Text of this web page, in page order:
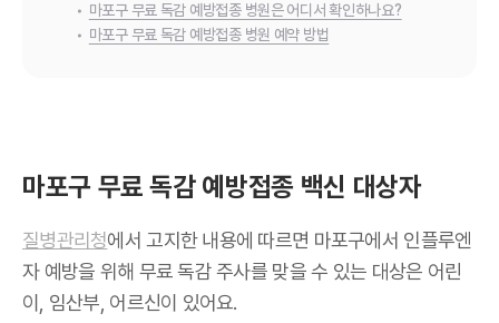
• 마포구 무료 독감 예방접종 병원은 어디서 확인하나요?
• 마포구 무료 독감 예방접종 병원 예약 방법
마포구 무료 독감 예방접종 백신 대상자
질병관리청에서 고지한 내용에 따르면 마포구에서 인플루엔
자 예방을 위해 무료 독감 주사를 맞을 수 있는 대상은 어린
이, 임산부, 어르신이 있어요.